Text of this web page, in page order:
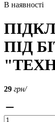
В наявності
ПІД
29 грн/